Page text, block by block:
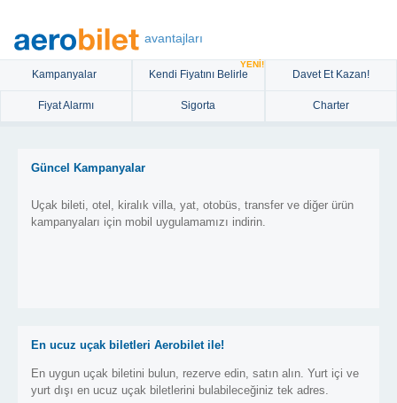
avantajları
Kampanyalar Kendi Fiyatını Belirle
YENİ!
Davet Et Kazan!
Fiyat Alarmı Sigorta Charter
Güncel Kampanyalar
Uçak bileti, otel, kiralık villa, yat, otobüs, transfer ve diğer ürün
kampanyaları için mobil uygulamamızı indirin.
En ucuz uçak biletleri Aerobilet ile!
En uygun uçak biletini bulun, rezerve edin, satın alın. Yurt içi ve
yurt dışı en ucuz uçak biletlerini bulabileceğiniz tek adres.